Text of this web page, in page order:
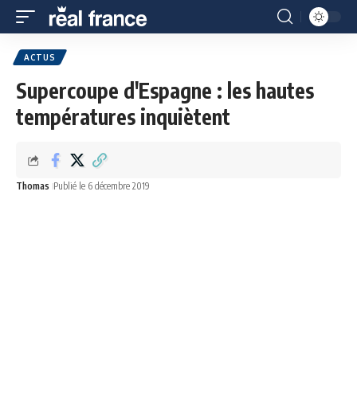
ACTUS
Supercoupe d'Espagne : les hautes
températures inquiètent
Thomas Publié le 6 décembre 2019